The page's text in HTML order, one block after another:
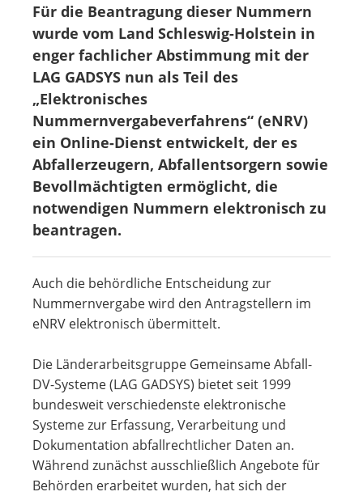
Für die Beantragung dieser Nummern
wurde vom Land Schleswig-Holstein in
enger fachlicher Abstimmung mit der
LAG GADSYS nun als Teil des
„Elektronisches
Nummernvergabeverfahrens“ (eNRV)
ein Online-Dienst entwickelt, der es
Abfallerzeugern, Abfallentsorgern sowie
Bevollmächtigten ermöglicht, die
notwendigen Nummern elektronisch zu
beantragen.
Auch die behördliche Entscheidung zur
Nummernvergabe wird den Antragstellern im
eNRV elektronisch übermittelt.
Die Länderarbeitsgruppe Gemeinsame Abfall-
DV-Systeme (LAG GADSYS) bietet seit 1999
bundesweit verschiedenste elektronische
Systeme zur Erfassung, Verarbeitung und
Dokumentation abfallrechtlicher Daten an.
Während zunächst ausschließlich Angebote für
Behörden erarbeitet wurden, hat sich der